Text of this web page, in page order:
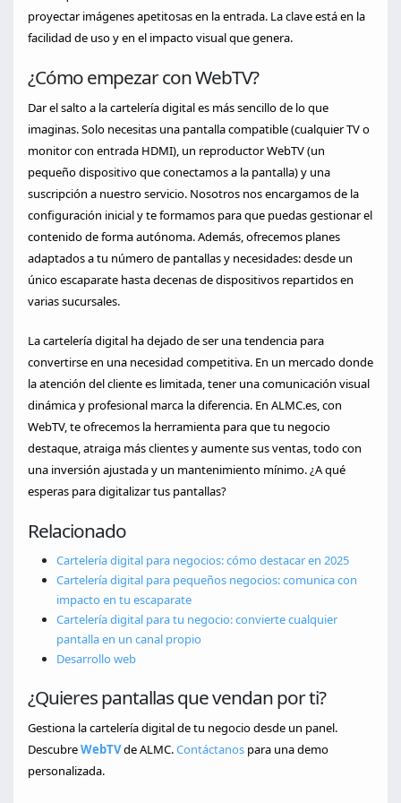
proyectar imágenes apetitosas en la entrada. La clave está en la
facilidad de uso y en el impacto visual que genera.
¿Cómo empezar con WebTV?
Dar el salto a la cartelería digital es más sencillo de lo que
imaginas. Solo necesitas una pantalla compatible (cualquier TV o
monitor con entrada HDMI), un reproductor WebTV (un
pequeño dispositivo que conectamos a la pantalla) y una
suscripción a nuestro servicio. Nosotros nos encargamos de la
configuración inicial y te formamos para que puedas gestionar el
contenido de forma autónoma. Además, ofrecemos planes
adaptados a tu número de pantallas y necesidades: desde un
único escaparate hasta decenas de dispositivos repartidos en
varias sucursales.
La cartelería digital ha dejado de ser una tendencia para
convertirse en una necesidad competitiva. En un mercado donde
la atención del cliente es limitada, tener una comunicación visual
dinámica y profesional marca la diferencia. En ALMC.es, con
WebTV, te ofrecemos la herramienta para que tu negocio
destaque, atraiga más clientes y aumente sus ventas, todo con
una inversión ajustada y un mantenimiento mínimo. ¿A qué
esperas para digitalizar tus pantallas?
Relacionado
Cartelería digital para negocios: cómo destacar en 2025
Cartelería digital para pequeños negocios: comunica con
impacto en tu escaparate
Cartelería digital para tu negocio: convierte cualquier
pantalla en un canal propio
Desarrollo web
¿Quieres pantallas que vendan por ti?
Gestiona la cartelería digital de tu negocio desde un panel.
DescubreWebTVde ALMC.Contáctanos para una demo
personalizada.